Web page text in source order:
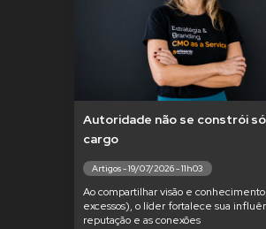
Autoridade não se constrói
cargo
Artigos - 19/07/2026 - 11h03
Ao compartilhar visão e
excessos), o líder fortalece sua
reputação e as conexões